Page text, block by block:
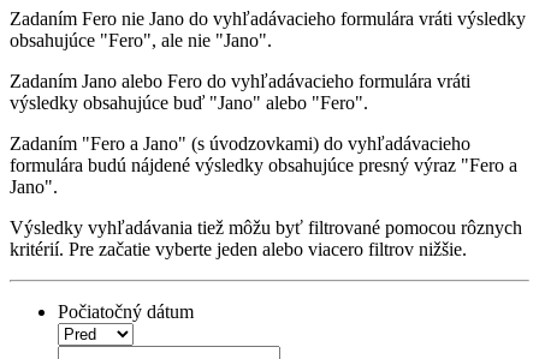
Zadaním Fero nie Jano do vyhľadávacieho formulára vráti výsledky
obsahujúce "Fero", ale nie "Jano".
Zadaním Jano alebo Fero do vyhľadávacieho formulára vráti
výsledky obsahujúce buď "Jano" alebo "Fero".
Zadaním "Fero a Jano" (s úvodzovkami) do vyhľadávacieho
formulára budú nájdené výsledky obsahujúce presný výraz "Fero a
Jano".
Výsledky vyhľadávania tiež môžu byť filtrované pomocou rôznych
kritérií. Pre začatie vyberte jeden alebo viacero filtrov nižšie.
Počiatočný dátum